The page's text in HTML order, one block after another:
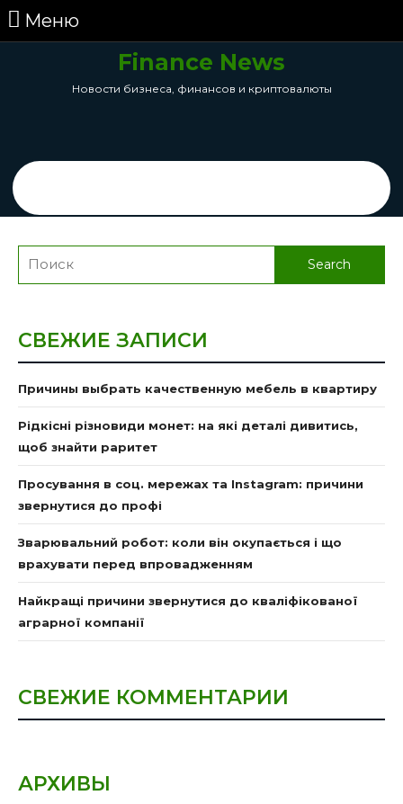
перейти
МенюМеню
Finance News
Новости бизнеса, финансов и криптовалюты
for:
Search
СВЕЖИЕ ЗАПИСИ
Причины выбрать качественную мебель в квартиру
Рідкісні різновиди монет: на які деталі дивитись,
щоб знайти раритет
Просування в соц. мережах та Instagram: причини
звернутися до профі
Зварювальний робот: коли він окупається і що
врахувати перед впровадженням
Найкращі причини звернутися до кваліфікованої
аграрної компанії
СВЕЖИЕ КОММЕНТАРИИ
АРХИВЫ